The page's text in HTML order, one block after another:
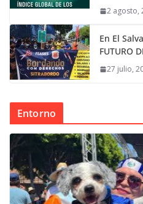
2 agosto,
En El
FUTURO
27 julio,
Entorno